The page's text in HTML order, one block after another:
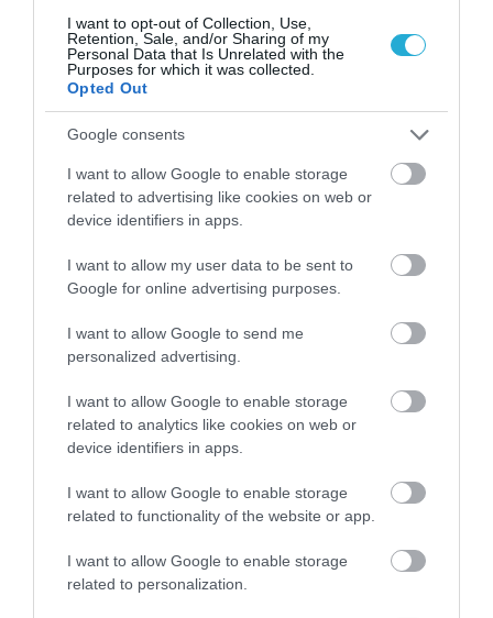
I want to opt-out of Collection, Use,
Retention, Sale, and/or Sharing of my
Personal Data that Is Unrelated with the
Purposes for which it was collected.
Opted Out
Google consents
I want to allow Google to enable storage
related to advertising like cookies on web or
device identifiers in apps.
I want to allow my user data to be sent to
Google for online advertising purposes.
I want to allow Google to send me
personalized advertising.
I want to allow Google to enable storage
related to analytics like cookies on web or
device identifiers in apps.
I want to allow Google to enable storage
related to functionality of the website or app.
I want to allow Google to enable storage
related to personalization.
Βίντεο: Όταν μια μητέρα σουτάρει σαν
σταρ του ποδοσφαίρου και πετυχαίνει με
την πρώτη το οριζόντιο δοκάρι!
04.07.2026 12:01
Στόουν δεν πέρασε απαρατήρητη –
«Δείχνει 10 χρόνια νεότερη» γράφουν στα